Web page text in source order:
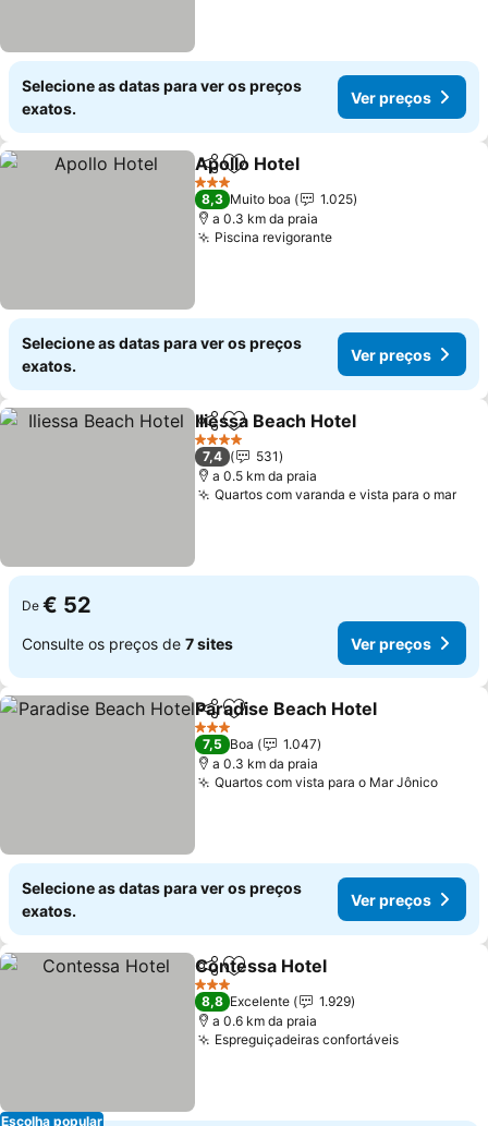
Selecione as datas para ver os preços
exatos.
Ver preços
PartilharAdicionar aos favoritos
Apollo Hotel
3 Estrelas
8,3 Muito boa
1.025
a 0.3 km da praia
Piscina revigorante
Selecione as datas para ver os preços
exatos.
Ver preços
PartilharAdicionar aos favoritos
Iliessa Beach Hotel
4 Estrelas
7,4
531
a 0.5 km da praia
Quartos com varanda e vista para o mar
De € 52
Consulte os preços de 7 sites Ver preços
PartilharAdicionar aos favoritos
Paradise Beach Hotel
3 Estrelas
7,5 Boa
1.047
a 0.3 km da praia
Quartos com vista para o Mar Jônico
Selecione as datas para ver os preços
exatos.
Ver preços
Escolha popular
PartilharAdicionar aos favoritos
Contessa Hotel
3 Estrelas
8,8 Excelente
1.929
a 0.6 km da praia
Espreguiçadeiras confortáveis